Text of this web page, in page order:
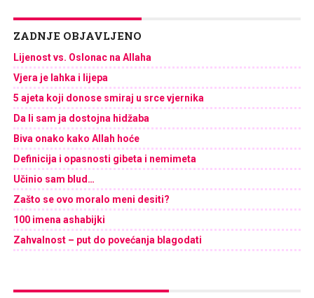
ZADNJE OBJAVLJENO
Lijenost vs. Oslonac na Allaha
Vjera je lahka i lijepa
5 ajeta koji donose smiraj u srce vjernika
Da li sam ja dostojna hidžaba
Biva onako kako Allah hoće
Definicija i opasnosti gibeta i nemimeta
Učinio sam blud…
Zašto se ovo moralo meni desiti?
100 imena ashabijki
Zahvalnost – put do povećanja blagodati